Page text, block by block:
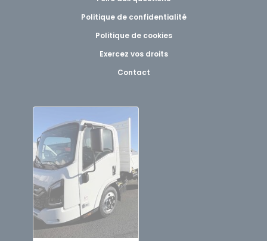
Politique de confidentialité
Politique de cookies
Exercez vos droits
Contact